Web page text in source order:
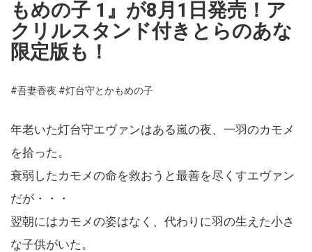
もめの子 1』が8月1日発売！ア
クリルスタンド付きとらのあな
限定版も！
#吾妻香夜 #灯台守とかもめの子
年老いた灯台守エヴァンはある嵐の夜、一羽のカモメ
を拾った。
衰弱したカモメの命を救おうと最善を尽くすエヴァン
だが・・・
翌朝にはカモメの姿はなく、代わりに羽の生えた小さ
な子供がいた。